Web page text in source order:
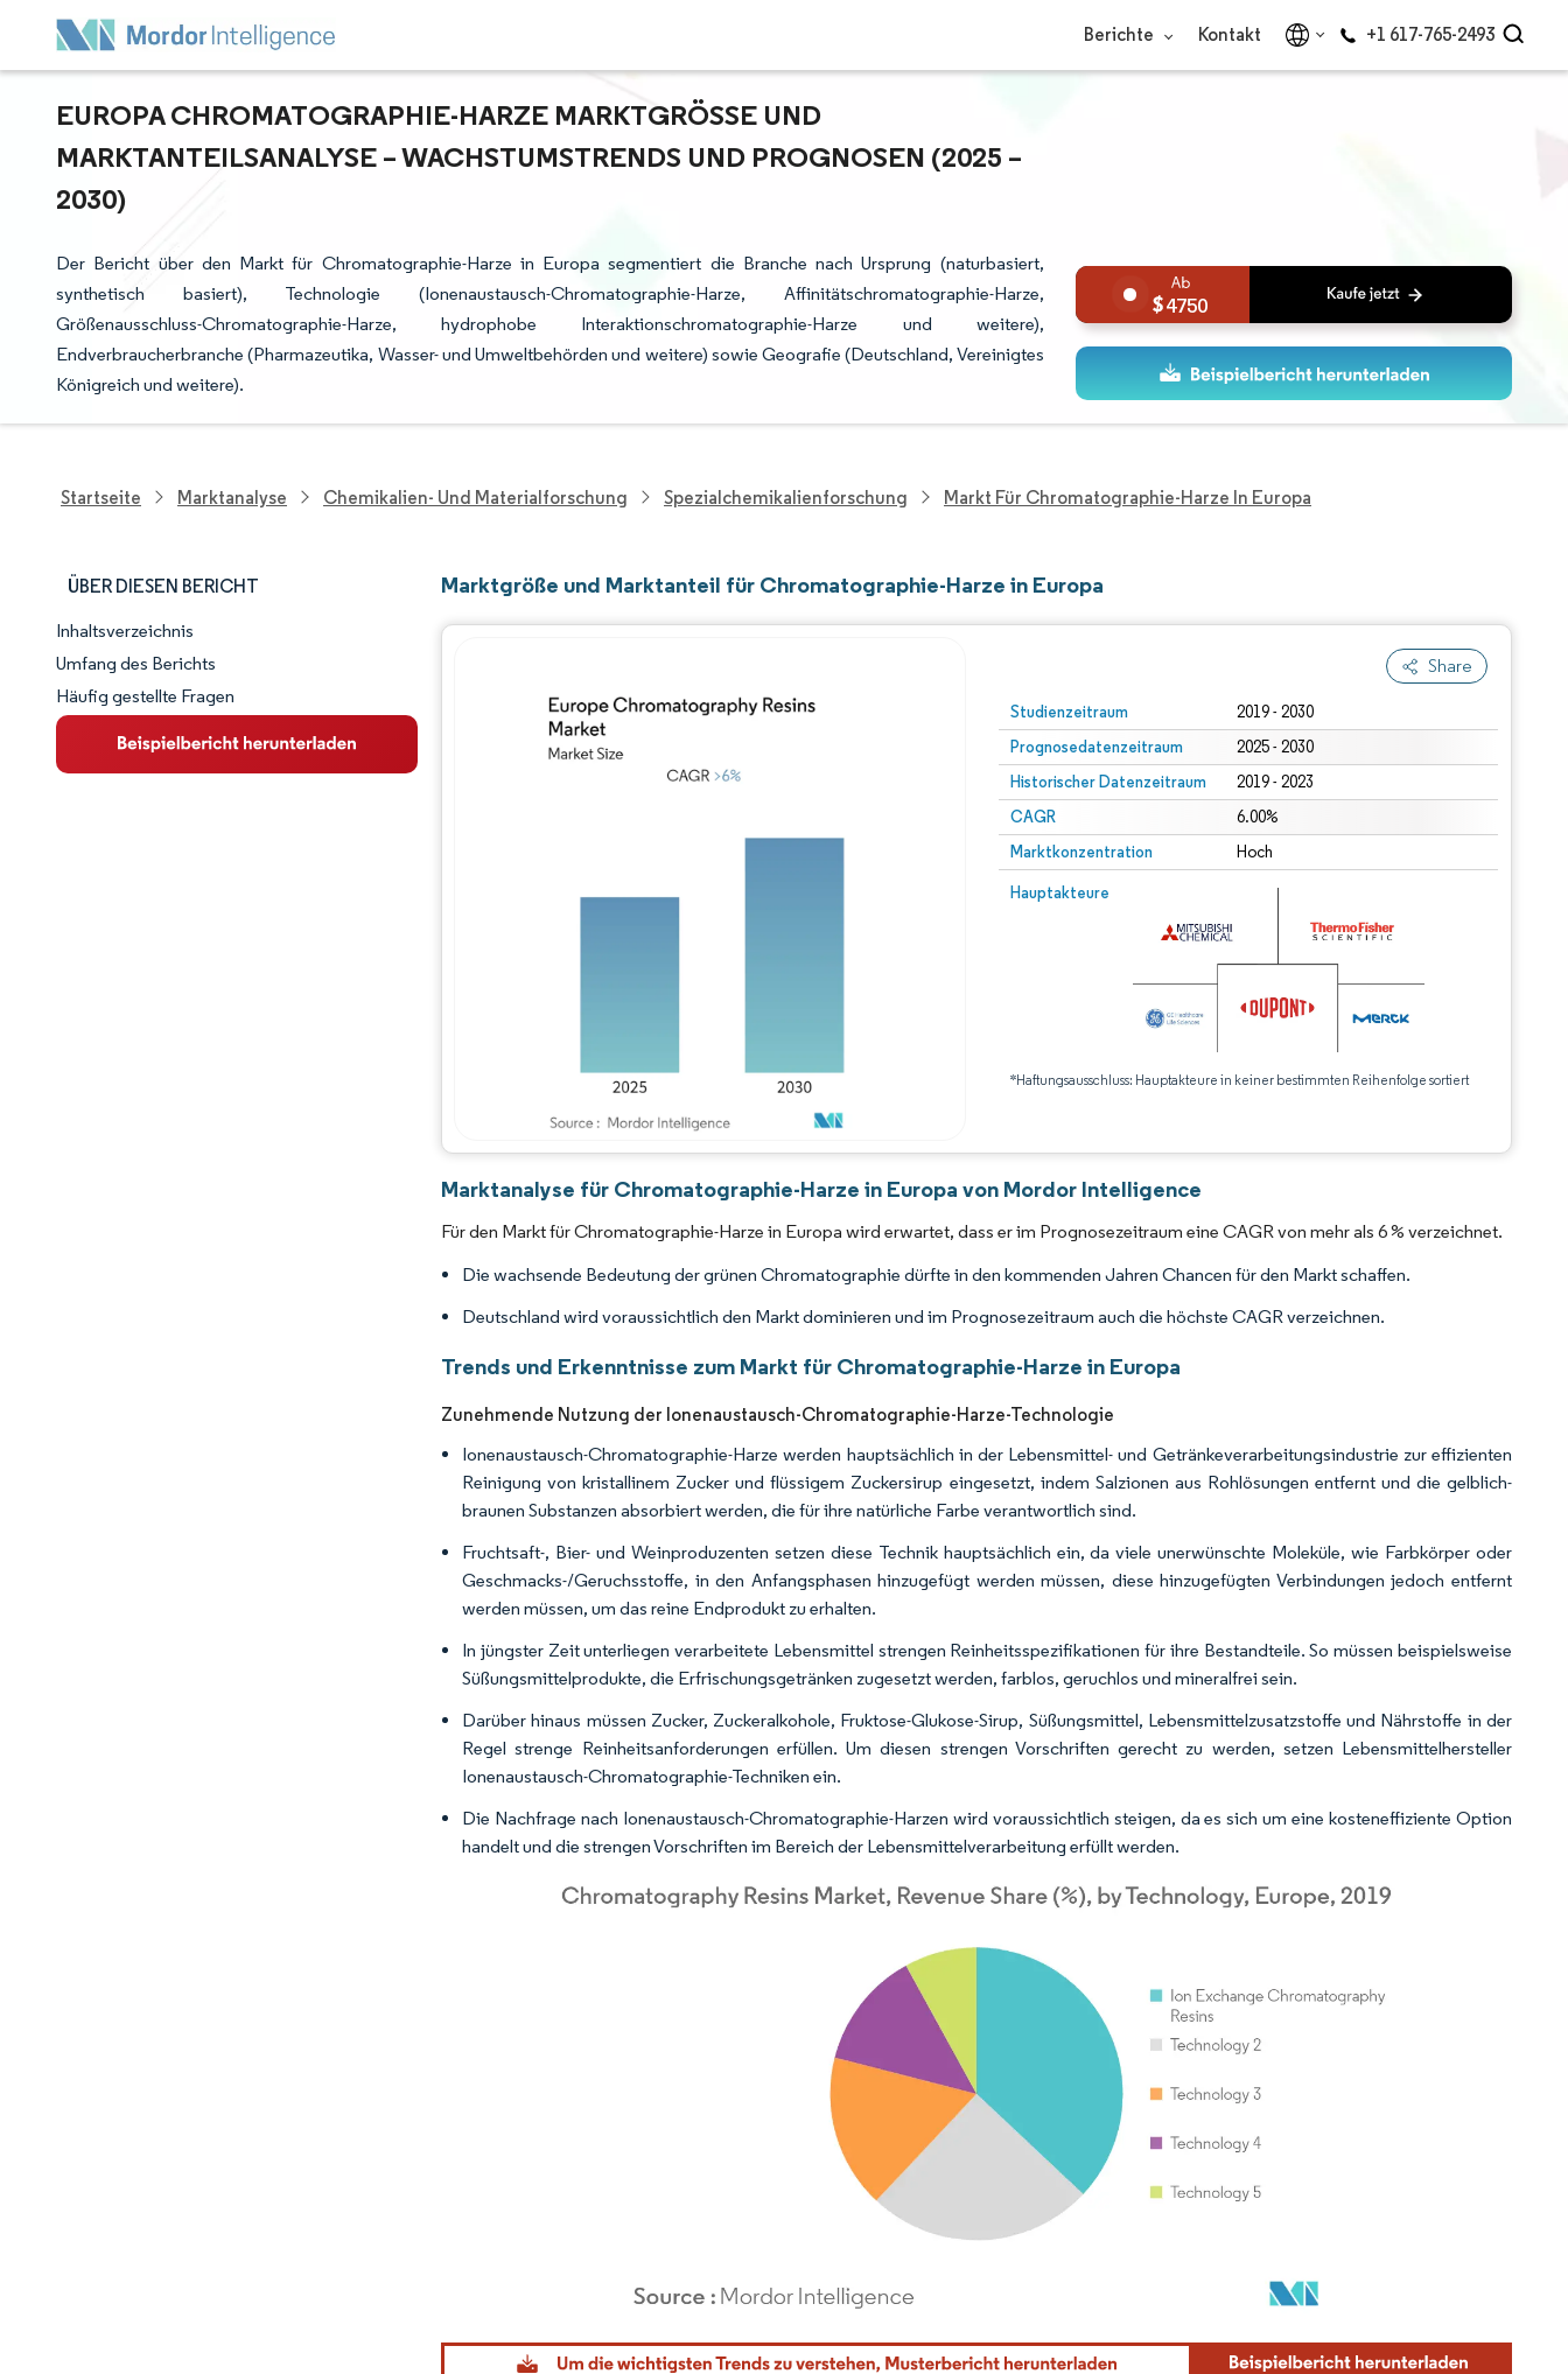
Berichte Kontakt +1 617-765-2493
EUROPA CHROMATOGRAPHIE-HARZE MARKTGRÖSSE UND M
ARKTANTEILSANALYSE – WACHSTUMSTRENDS UND PROGNOSEN (2025 – 2
030)
Der Bericht über den Markt für Chromatographie-Harze in Europa segmentiert die Branche nach Ursprung (naturbasiert,
synthetisch basiert), Technologie (Ionenaustausch-Chromatographie-Harze, Affinitätschromatographie-Harze,
Größenausschluss-Chromatographie-Harze, hydrophobe Interaktionschromatographie-Harze und weitere),
Endverbraucherbranche (Pharmazeutika, Wasser- und Umweltbehörden und weitere) sowie Geografie (Deutschland, Vereinigtes
Königreich und weitere).
4750
Startseite Marktanalyse Chemikalien- Und Materialforschung Spezialchemikalienforschung Markt Für Chromatographie-Harze In Europa
ÜBER DIESEN BERICHT
Marktschnappschuss
Marktübersicht
Wichtige Markttrends
Inhaltsverzeichnis
Umfang des Berichts
Häufig gestellte Fragen
Marktgröße und Marktanteil für Chromatographie-Harze in Europa
Share
Studienzeitraum 2019 - 2030
Prognosedatenzeitraum 2025 - 2030
Historischer Datenzeitraum 2019 - 2023
CAGR 6.00%
Marktkonzentration Hoch
Hauptakteure
*Haftungsausschluss: Hauptakteure in keiner bestimmten Reihenfolge sortiert
Marktanalyse für Chromatographie-Harze in Europa von Mordor Intelligence
Für den Markt für Chromatographie-Harze in Europa wird erwartet, dass er im Prognosezeitraum eine CAGR von mehr als 6 % verzeichnet.
Die wachsende Bedeutung der grünen Chromatographie dürfte in den kommenden Jahren Chancen für den Markt schaffen.
Deutschland wird voraussichtlich den Markt dominieren und im Prognosezeitraum auch die höchste CAGR verzeichnen.
Trends und Erkenntnisse zum Markt für Chromatographie-Harze in Europa
Zunehmende Nutzung der Ionenaustausch-Chromatographie-Harze-Technologie
Ionenaustausch-Chromatographie-Harze werden hauptsächlich in der Lebensmittel- und Getränkeverarbeitungsindustrie zur effizienten
Reinigung von kristallinem Zucker und flüssigem Zuckersirup eingesetzt, indem Salzionen aus Rohlösungen entfernt und die gelblich-
braunen Substanzen absorbiert werden, die für ihre natürliche Farbe verantwortlich sind.
Fruchtsaft-, Bier- und Weinproduzenten setzen diese Technik hauptsächlich ein, da viele unerwünschte Moleküle, wie Farbkörper oder
Geschmacks-/Geruchsstoffe, in den Anfangsphasen hinzugefügt werden müssen, diese hinzugefügten Verbindungen jedoch entfernt
werden müssen, um das reine Endprodukt zu erhalten.
In jüngster Zeit unterliegen verarbeitete Lebensmittel strengen Reinheitsspezifikationen für ihre Bestandteile. So müssen beispielsweise
Süßungsmittelprodukte, die Erfrischungsgetränken zugesetzt werden, farblos, geruchlos und mineralfrei sein.
Darüber hinaus müssen Zucker, Zuckeralkohole, Fruktose-Glukose-Sirup, Süßungsmittel, Lebensmittelzusatzstoffe und Nährstoffe in der
Regel strenge Reinheitsanforderungen erfüllen. Um diesen strengen Vorschriften gerecht zu werden, setzen Lebensmittelhersteller
Ionenaustausch-Chromatographie-Techniken ein.
Die Nachfrage nach Ionenaustausch-Chromatographie-Harzen wird voraussichtlich steigen, da es sich um eine kosteneffiziente Option
handelt und die strengen Vorschriften im Bereich der Lebensmittelverarbeitung erfüllt werden.
Bild © Mordor Intelligence. Wiederverwendung erfordert Namensnennung gemäß CC BY 4.0.